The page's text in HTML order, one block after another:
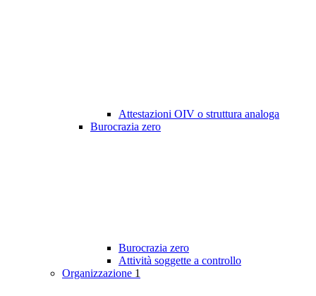
Attestazioni OIV o struttura analoga
Burocrazia zero
Burocrazia zero
Attività soggette a controllo
Organizzazione 1